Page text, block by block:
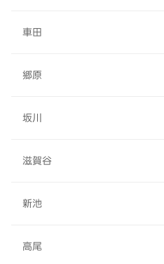
車田
郷原
坂川
滋賀谷
新池
高尾